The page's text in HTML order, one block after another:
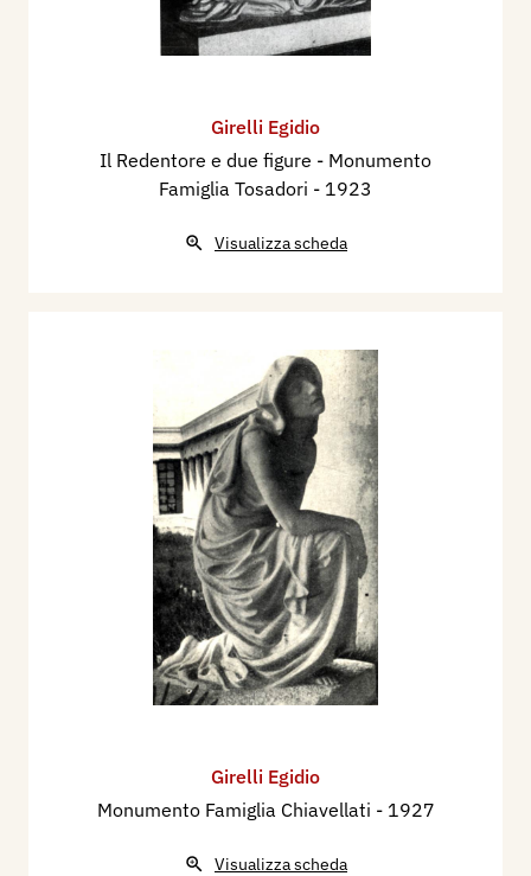
Girelli Egidio
Il Redentore e due figure - Monumento
Famiglia Tosadori - 1923
Visualizza scheda
Girelli Egidio
Monumento Famiglia Chiavellati - 1927
Visualizza scheda